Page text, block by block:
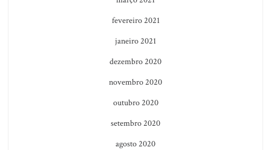
fevereiro 2021
janeiro 2021
dezembro 2020
novembro 2020
outubro 2020
setembro 2020
agosto 2020